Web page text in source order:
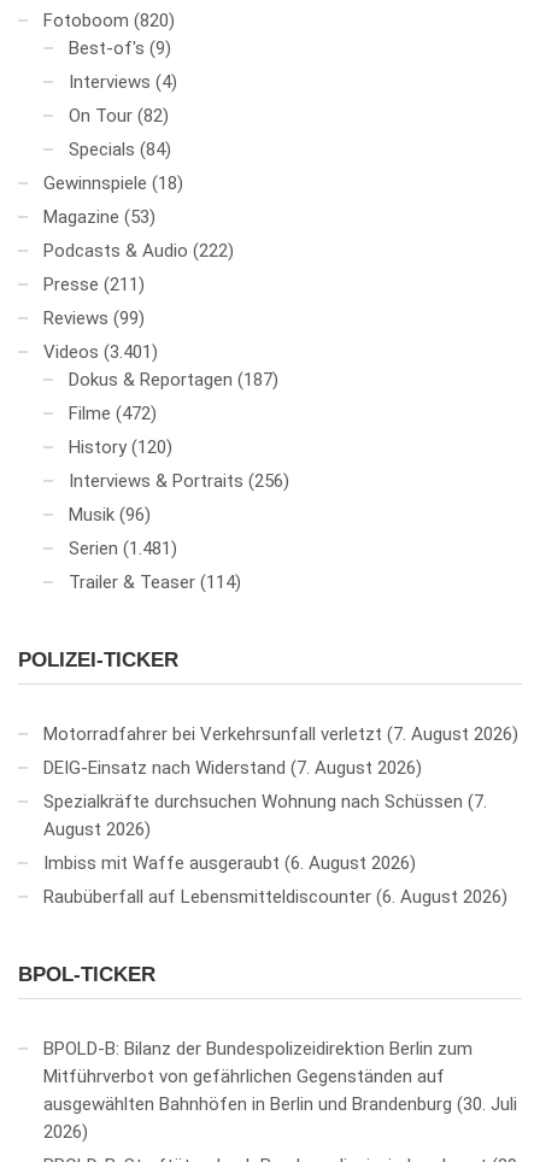
Fotoboom (820)
Best-of's (9)
Interviews (4)
On Tour (82)
Specials (84)
Gewinnspiele (18)
Magazine (53)
Podcasts & Audio (222)
Presse (211)
Reviews (99)
Videos (3.401)
Dokus & Reportagen (187)
Filme (472)
History (120)
Interviews & Portraits (256)
Musik (96)
Serien (1.481)
Trailer & Teaser (114)
POLIZEI-TICKER
Motorradfahrer bei Verkehrsunfall verletzt
7. August 2026
DEIG-Einsatz nach Widerstand
7. August 2026
Spezialkräfte durchsuchen Wohnung nach Schüssen
7.
August 2026
Imbiss mit Waffe ausgeraubt 6. August 2026
Raubüberfall auf Lebensmitteldiscounter 6. August 2026
BPOL-TICKER
BPOLD-B: Bilanz der Bundespolizeidirektion Berlin zum
Mitführverbot von gefährlichen Gegenständen auf
ausgewählten Bahnhöfen in Berlin und Brandenburg 30. Juli
2026